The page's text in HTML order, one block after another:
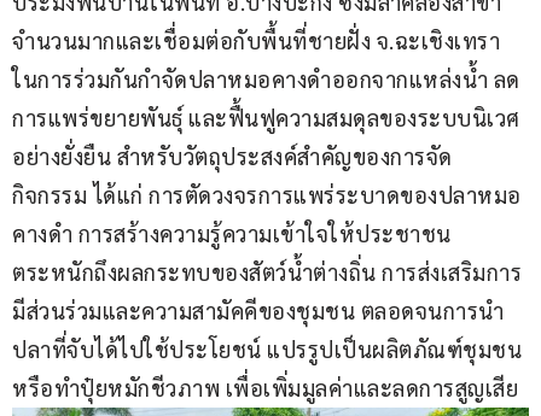
จำนวนมากและเชื่อมต่อกับพื้นที่ชายฝั่ง จ.ฉะเชิงเทรา
ในการร่วมกันกำจัดปลาหมอคางดำออกจากแหล่งน้ำ ลด
การแพร่ขยายพันธุ์ และฟื้นฟูความสมดุลของระบบนิเวศ
อย่างยั่งยืน สำหรับวัตถุประสงค์สำคัญของการจัด
กิจกรรม ได้แก่ การตัดวงจรการแพร่ระบาดของปลาหมอ
คางดำ การสร้างความรู้ความเข้าใจให้ประชาชน
ตระหนักถึงผลกระทบของสัตว์น้ำต่างถิ่น การส่งเสริมการ
มีส่วนร่วมและความสามัคคีของชุมชน ตลอดจนการนำ
ปลาที่จับได้ไปใช้ประโยชน์ แปรรูปเป็นผลิตภัณฑ์ชุมชน
หรือทำปุ๋ยหมักชีวภาพ เพื่อเพิ่มมูลค่าและลดการสูญเสีย